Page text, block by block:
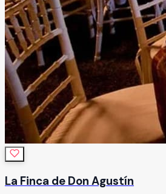
La Finca de Don Agustín